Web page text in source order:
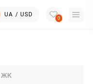
UA / USD
0